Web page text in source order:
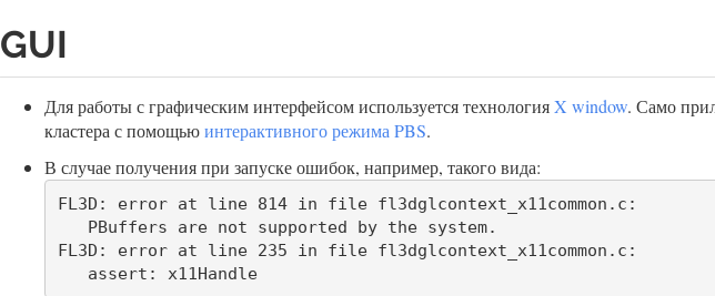
GUI
Для работы с графическим интерфейсом используется технологияX window. Само
кластера с помощьюинтерактивного режима PBS.
В случае получения при запуске ошибок, например, такого вида:
FL3D: error at line 814 in file fl3dglcontext_x11common.c:
FL3D: error at line 235 in file fl3dglcontext_x11common.c:
   assert: x11Handle